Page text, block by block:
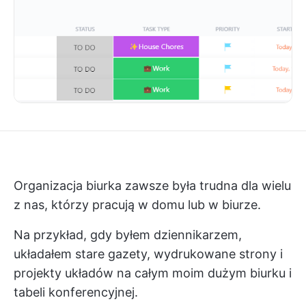
Organizacja biurka zawsze była trudna dla wielu
z nas, którzy pracują w domu lub w biurze.
Na przykład, gdy byłem dziennikarzem,
układałem stare gazety, wydrukowane strony i
projekty układów na całym moim dużym biurku i
tabeli konferencyjnej.